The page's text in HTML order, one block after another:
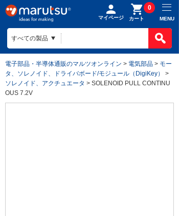
マイページ カート
0
MENU
電子部品・半導体通販のマルツオンライン > 電気部品 > モー
タ、ソレノイド、ドライバボード/モジュール（DigiKey）
>
ソレノイド、アクチュエータ > SOLENOID PULL CONTINU
OUS 7.2V